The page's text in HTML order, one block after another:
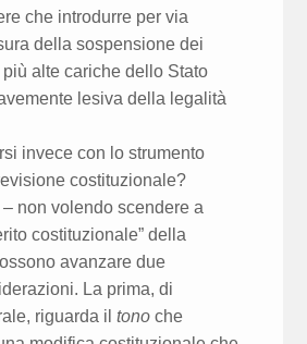
che introdurre per via
della sospensione dei
alte cariche dello Stato
lesiva della legalità
invece con lo strumento
costituzionale?
– non volendo scendere a
costituzionale” della
avanzare due
La prima, di
riguarda iltono che